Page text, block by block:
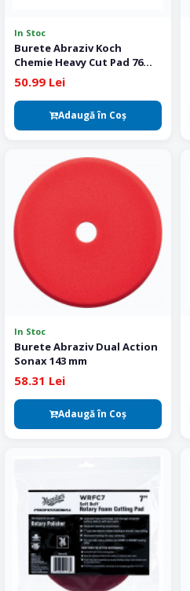
In Stoc
Burete Abraziv Koch
Chemie Heavy Cut Pad 76
mm
50.99 Lei
Adaugă în Coş
In Stoc
Burete Abraziv Dual Action
Sonax 143 mm
58.31 Lei
Adaugă în Coş